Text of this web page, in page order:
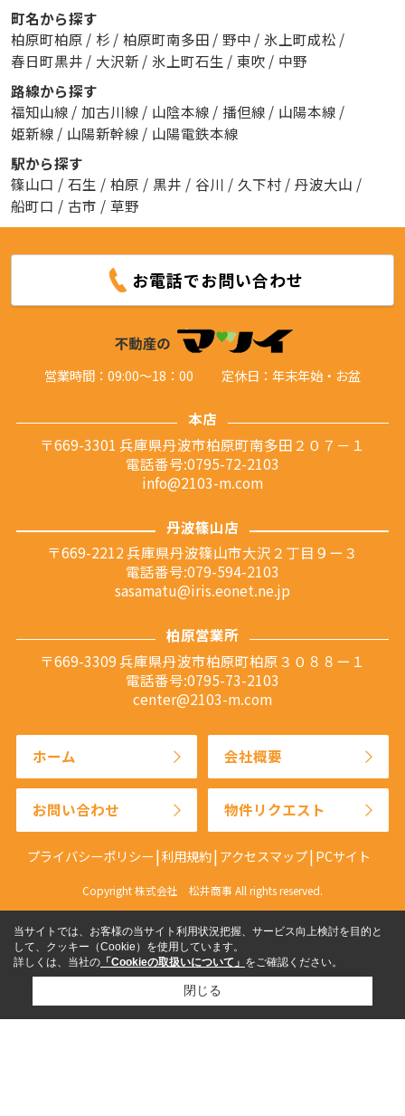
町名から探す
柏原町柏原 / 杉 / 柏原町南多田 / 野中 / 氷上町成松 /
春日町黒井 / 大沢新 / 氷上町石生 / 東吹 / 中野
路線から探す
福知山線 / 加古川線 / 山陰本線 / 播但線 / 山陽本線 /
姫新線 / 山陽新幹線 / 山陽電鉄本線
駅から探す
篠山口 / 石生 / 柏原 / 黒井 / 谷川 / 久下村 / 丹波大山 /
船町口 / 古市 / 草野
お電話でお問い合わせ
営業時間：09:00～18：00 定休日：年末年始・お盆
本店
〒669-3301 兵庫県丹波市柏原町南多田２０７－１
電話番号:0795-72-2103
info@2103-m.com
丹波篠山店
〒669-2212 兵庫県丹波篠山市大沢２丁目９ー３
電話番号:079-594-2103
sasamatu@iris.eonet.ne.jp
柏原営業所
〒669-3309 兵庫県丹波市柏原町柏原３０８８ー１
電話番号:0795-73-2103
center@2103-m.com
ホーム 会社概要
お問い合わせ 物件リクエスト
プライバシーポリシー 利用規約 アクセスマップ PCサイト
Copyright 株式会社 松井商事 All rights reserved.
当サイトでは、お客様の当サイト利用状況把握、サービス向上検討を目的と
して、クッキー（Cookie）を使用しています。
詳しくは、当社の 「Cookieの取扱いについて」 をご確認ください。
閉じる